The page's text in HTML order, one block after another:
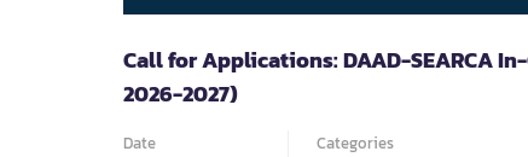
Call for Applications: DAAD-SEARCA
2026-2027)
Date Categories